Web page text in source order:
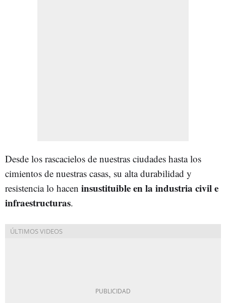
Desde los rascacielos de nuestras ciudades hasta los
cimientos de nuestras casas, su alta durabilidad y
resistencia lo hacen insustituible en la industria civil e
infraestructuras.